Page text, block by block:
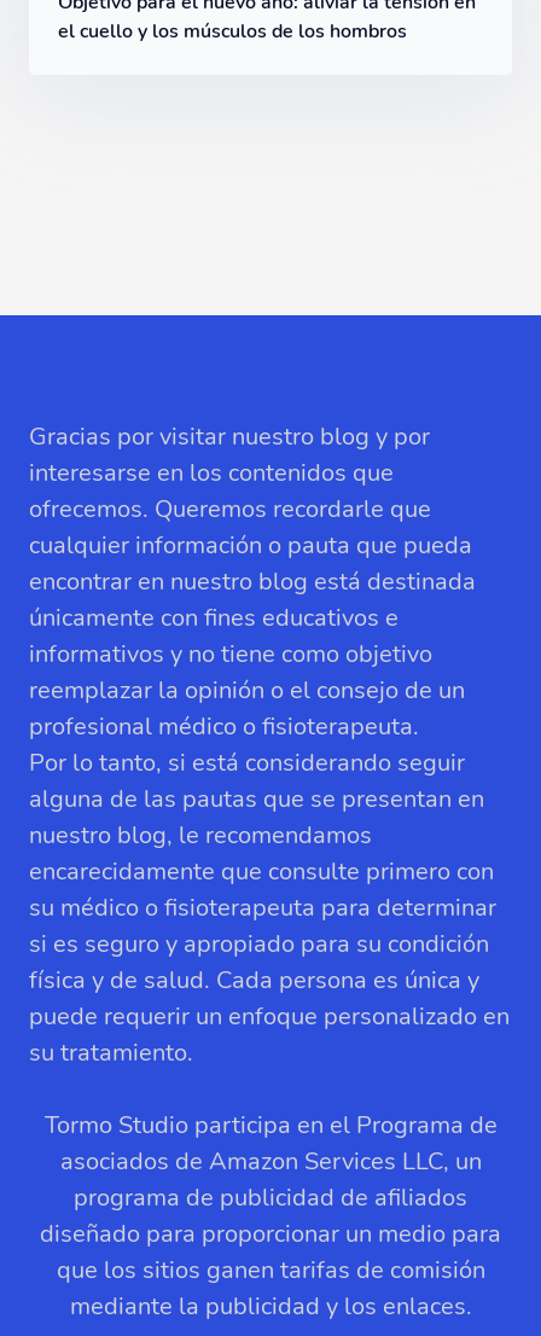
el cuello y los músculos de los hombros
Gracias por visitar nuestro blog y por
interesarse en los contenidos que
ofrecemos. Queremos recordarle que
cualquier información o pauta que pueda
encontrar en nuestro blog está destinada
únicamente con fines educativos e
informativos y no tiene como objetivo
reemplazar la opinión o el consejo de un
profesional médico o fisioterapeuta.
Por lo tanto, si está considerando seguir
alguna de las pautas que se presentan en
nuestro blog, le recomendamos
encarecidamente que consulte primero con
su médico o fisioterapeuta para determinar
si es seguro y apropiado para su condición
física y de salud. Cada persona es única y
puede requerir un enfoque personalizado en
su tratamiento.
Tormo Studio participa en el Programa de
asociados de Amazon Services LLC, un
programa de publicidad de afiliados
diseñado para proporcionar un medio para
que los sitios ganen tarifas de comisión
mediante la publicidad y los enlaces.